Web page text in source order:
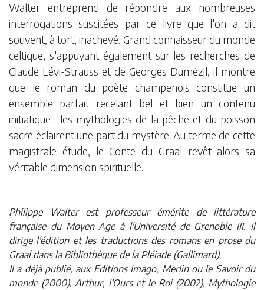
Walter entreprend de répondre aux nombreuses
interrogations suscitées par ce livre que l'on a dit
souvent, à tort, inachevé. Grand connaisseur du monde
celtique, s'appuyant également sur les recherches de
Claude Lévi-Strauss et de Georges Dumézil, il montre
que le roman du poète champenois constitue un
ensemble parfait recelant bel et bien un contenu
initiatique : les mythologies de la pêche et du poisson
sacré éclairent une part du mystère. Au terme de cette
magistrale étude, le Conte du Graal revêt alors sa
véritable dimension spirituelle.
Philippe Walter est professeur émérite de littérature
française du Moyen Age à l'Université de Grenoble III. Il
dirige l'édition et les traductions des romans en prose du
Graal dans la Bibliothèque de la Pléiade (Gallimard).
Il a déjà publié, aux Editions Imago, Merlin ou le Savoir du
monde (2000), Arthur, l'Ours et le Roi (2002), Mythologie